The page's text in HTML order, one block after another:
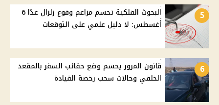
5
البحوث الفلكية تحسم مزاعم وقوع زلزال غدًا 6
أغسطس: لا دليل علمي على التوقعات
6
قانون المرور يحسم وضع حقائب السفر بالمقعد
الخلفي وحالات سحب رخصة القيادة